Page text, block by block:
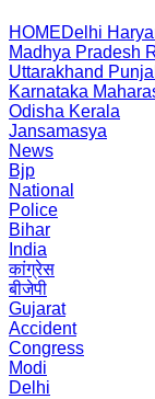
HOMEDelhi
Madhya Pradesh
Uttarakhand
Karnataka
Odisha Kerala
Jansamasya
News
Bjp
National
Police
Bihar
India
कांग्रेस
बीजेपी
Gujarat
Accident
Congress
Modi
Delhi